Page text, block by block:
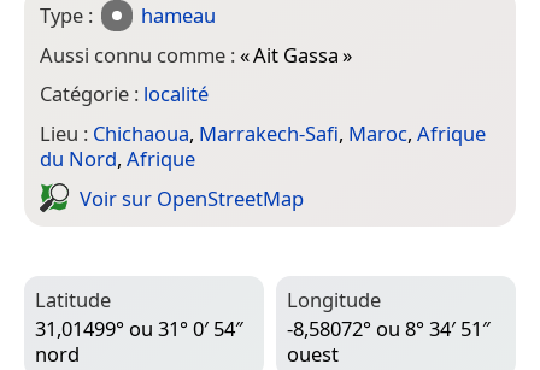
Type :
hameau
Aussi connu comme :«Ait Gassa»
Catégorie : localité
Lieu : Chichaoua, Marrakech-Safi, Maroc, Afrique
du Nord, Afrique
Voir sur Open­Street­Map
Latitude
31,01499° ou 31° 0′ 54″
nord
Longitude
-8,58072° ou 8° 34′ 51″
ouest